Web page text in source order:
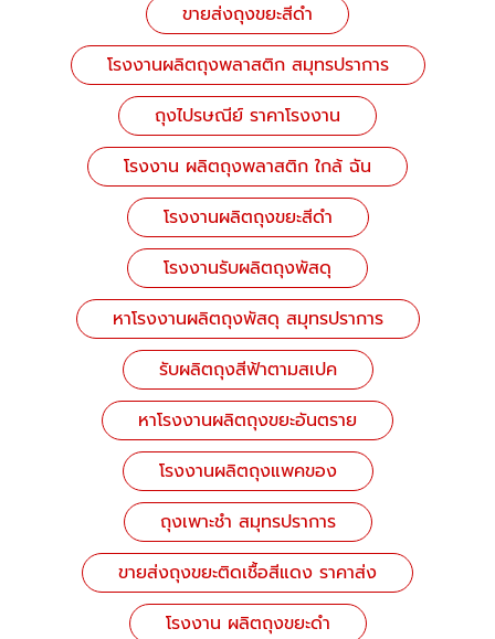
ขายส่งถุงขยะสีดำ
โรงงานผลิตถุงพลาสติก สมุทรปราการ
ถุงไปรษณีย์ ราคาโรงงาน
โรงงาน ผลิตถุงพลาสติก ใกล้ ฉัน
โรงงานผลิตถุงขยะสีดำ
โรงงานรับผลิตถุงพัสดุ
หาโรงงานผลิตถุงพัสดุ สมุทรปราการ
รับผลิตถุงสีฟ้าตามสเปค
หาโรงงานผลิตถุงขยะอันตราย
โรงงานผลิตถุงแพคของ
ถุงเพาะชำ สมุทรปราการ
ขายส่งถุงขยะติดเชื้อสีแดง ราคาส่ง
โรงงาน ผลิตถุงขยะดำ